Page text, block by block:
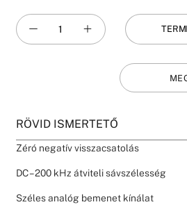
RÖVID ISMERTETŐ
Zéró negatív visszacsatolás
DC – 200 kHz átviteli sávszélesség
Széles analóg bemenet kínálat